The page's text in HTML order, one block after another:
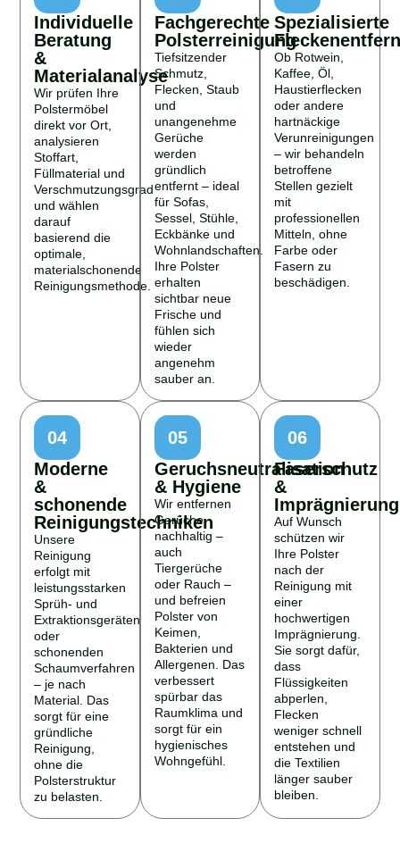
Individuelle
Beratung
&
Materialanalyse
Wir prüfen Ihre
Polstermöbel
direkt vor Ort,
analysieren
Stoffart,
Füllmaterial und
Verschmutzungsgrad
und wählen
darauf
basierend die
optimale,
materialschonende
Reinigungsmethode.
Fachgerechte
Polsterreinigung
Tiefsitzender
Schmutz,
Flecken, Staub
und
unangenehme
Gerüche
werden
gründlich
entfernt – ideal
für Sofas,
Sessel, Stühle,
Eckbänke und
Wohnlandschaften.
Ihre Polster
erhalten
sichtbar neue
Frische und
fühlen sich
wieder
angenehm
sauber an.
Spezialisierte
Ob Rotwein,
Kaffee, Öl,
Haustierflecken
oder andere
hartnäckige
Verunreinigungen
– wir behandeln
betroffene
Stellen gezielt
mit
professionellen
Mitteln, ohne
Farbe oder
Fasern zu
beschädigen.
04
Moderne
&
schonende
Reinigungstechniken
Unsere
Reinigung
erfolgt mit
leistungsstarken
Sprüh- und
Extraktionsgeräten
oder
schonenden
Schaumverfahren
– je nach
Material. Das
sorgt für eine
gründliche
Reinigung,
ohne die
Polsterstruktur
zu belasten.
05
Geruchsneutralisation
& Hygiene
Wir entfernen
Gerüche
nachhaltig –
auch
Tiergerüche
oder Rauch –
und befreien
Polster von
Keimen,
Bakterien und
Allergenen. Das
verbessert
spürbar das
Raumklima und
sorgt für ein
hygienisches
Wohngefühl.
06
Faserschutz
&
Imprägnierung
Auf Wunsch
schützen wir
Ihre Polster
nach der
Reinigung mit
einer
hochwertigen
Imprägnierung.
Sie sorgt dafür,
dass
Flüssigkeiten
abperlen,
Flecken
weniger schnell
entstehen und
die Textilien
länger sauber
bleiben.